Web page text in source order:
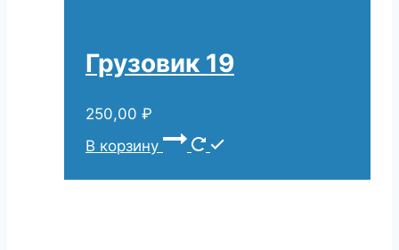
Грузовик 19
250,00 ₽
В корзину